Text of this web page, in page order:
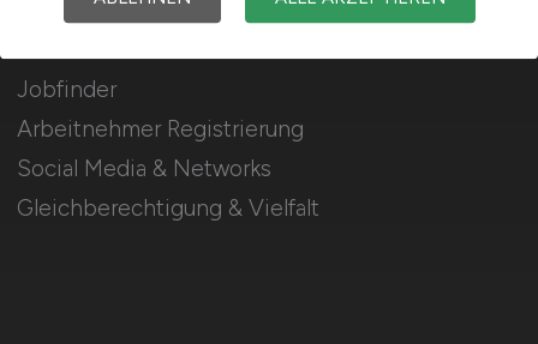
Jobfinder
Arbeitnehmer Registrierung
Social Media & Networks
Gleichberechtigung & Vielfalt